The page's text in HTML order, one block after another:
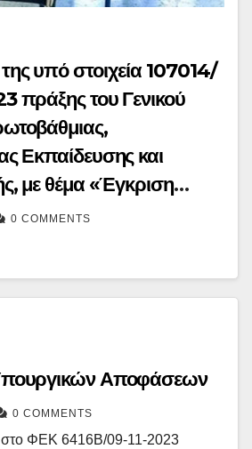
υπό στοιχεία 107014/
πράξης του Γενικού
Εκπαίδευσης και
με θέμα «Έγκριση
Εκπροσώπων
Εκπαίδευσης
έτος 2023-2024
0 COMMENTS
Αποφάσεων
0 COMMENTS
στο ΦΕΚ 6416Β/09-11-2023